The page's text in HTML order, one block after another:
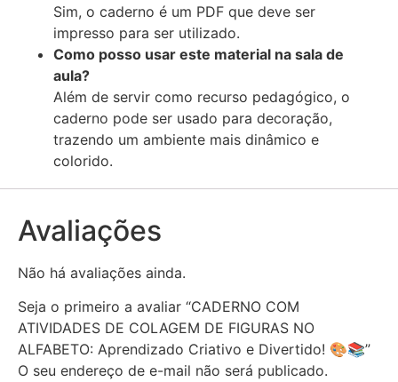
Sim, o caderno é um PDF que deve ser
impresso para ser utilizado.
Como posso usar este material na sala de
aula?
Além de servir como recurso pedagógico, o
caderno pode ser usado para decoração,
trazendo um ambiente mais dinâmico e
colorido.
Avaliações
Não há avaliações ainda.
Seja o primeiro a avaliar “CADERNO COM
ATIVIDADES DE COLAGEM DE FIGURAS NO
ALFABETO: Aprendizado Criativo e Divertido! 🎨📚”
O seu endereço de e-mail não será publicado.